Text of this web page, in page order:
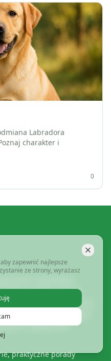
zapewnić najlepsze
ze strony, wyrażasz
Labradora
charakter i
0
miłośników
kotów, ptaków i innych
Nasza platforma
którzy na co dzień
z opieką nad
praktyczne porady